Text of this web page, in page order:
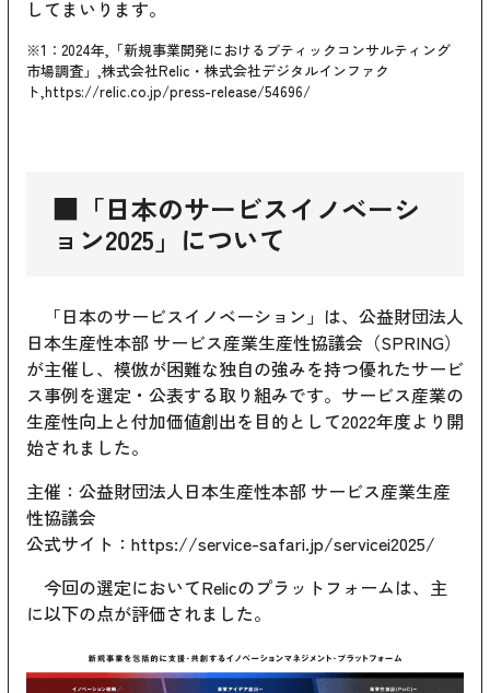
してまいります。
※1：2024年,「新規事業開発におけるブティックコンサルティング
市場調査」,株式会社Relic・株式会社デジタルインファク
ト,https://relic.co.jp/press-release/54696/
■「日本のサービスイノベーシ
ョン2025」について
「日本のサービスイノベーション」は、公益財団法人
日本生産性本部 サービス産業生産性協議会（SPRING）
が主催し、模倣が困難な独自の強みを持つ優れたサービ
ス事例を選定・公表する取り組みです。サービス産業の
生産性向上と付加価値創出を目的として2022年度より開
始されました。
主催：公益財団法人日本生産性本部 サービス産業生産
性協議会
公式サイト： https://service-safari.jp/servicei2025/
今回の選定においてRelicのプラットフォームは、主
に以下の点が評価されました。